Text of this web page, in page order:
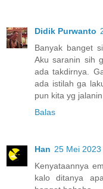
Didik Purwanto
Banyak banget
Aku saranin sih
ada takdirnya.
ada istilah ga
pun kita yg
Balas
Han 25 Mei
Kenyataannya
kalo ditanya